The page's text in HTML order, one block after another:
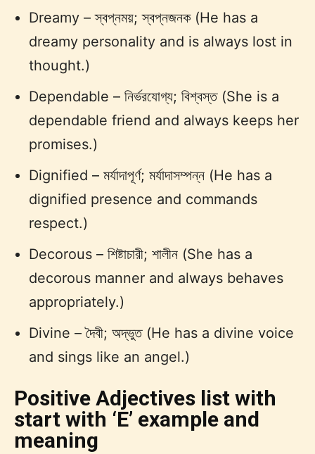
Dreamy – স্বপ্নময়; স্বপ্নজনক (He has a
dreamy personality and is always lost in
thought.)
Dependable – নির্ভরযোগ্য; বিশ্বস্ত (She is a
dependable friend and always keeps her
promises.)
Dignified – মর্যাদাপূর্ণ; মর্যাদাসম্পন্ন (He has a
dignified presence and commands
respect.)
Decorous – শিষ্টাচারী; শালীন (She has a
decorous manner and always behaves
appropriately.)
Divine – দৈবী; অদ্ভুত (He has a divine voice
and sings like an angel.)
Positive Adjectives list with
start with ‘E’ example and
meaning